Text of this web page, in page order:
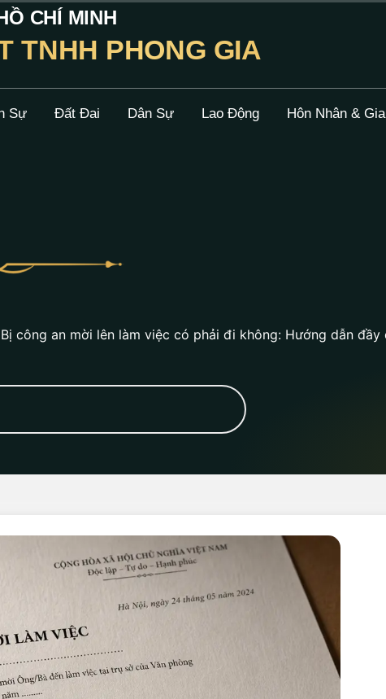
CHÍ MINH
TNHH PHONG GIA
Sự Đất Đai Dân Sự Lao Động Hôn Nhân &
Bị công an mời lên làm việc có phải đi không: Hướng dẫn đầy